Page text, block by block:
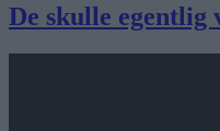
De skulle egentlig